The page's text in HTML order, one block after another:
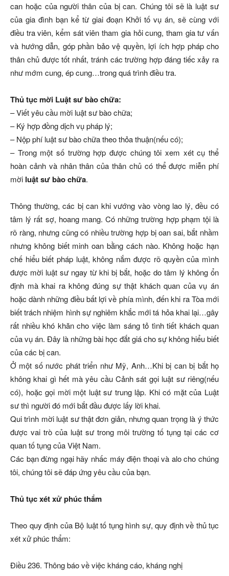
can hoặc của người thân của bị can. Chúng tôi sẽ là luật sư
của gia đình bạn kể từ giai đoạn Khởi tố vụ án, sẽ cùng với
điều tra viên, kểm sát viên tham gia hỏi cung, tham gia tư vấn
và hướng dẫn, góp phần bảo vệ quyền, lợi ích hợp pháp cho
thân chủ được tốt nhất, tránh các trường hợp đáng tiếc xảy ra
như mớm cung, ép cung…trong quá trình điều tra.
Thủ tục mời Luật sư bào chữa:
– Viết yêu cầu mời luật sư bào chữa;
– Ký hợp đồng dịch vụ pháp lý;
– Nộp phí luật sư bào chữa theo thỏa thuận(nếu có);
– Trong một số trường hợp được chúng tôi xem xét cụ thể
hoàn cảnh và nhân thân của thân chủ có thể được miễn phí
mời luật sư bào chữa.
Thông thường, các bị can khi vướng vào vòng lao lý, đều có
tâm lý rất sợ, hoang mang. Có những trường hợp phạm tội là
rõ ràng, nhưng cũng có nhiều trường hợp bị oan sai, bắt nhầm
nhưng không biết minh oan bằng cách nào. Không hoặc hạn
chế hiểu biết pháp luật, không nắm được rõ quyền của mình
được mời luật sư ngay từ khi bị bắt, hoặc do tâm lý không ổn
định mà khai ra không đúng sự thật khách quan của vụ án
hoặc dành những điều bất lợi về phía mình, đến khi ra Tòa mới
biết trách nhiệm hình sự nghiêm khắc mới tá hỏa khai lại…gây
rất nhiều khó khăn cho việc làm sáng tỏ tình tiết khách quan
của vụ án. Đây là những bài học đắt giá cho sự không hiểu biết
của các bị can.
Ở một số nước phát triển như Mỹ, Anh…Khi bị can bị bắt họ
không khai gì hết mà yêu cầu Cảnh sát gọi luật sư riêng(nếu
có), hoặc gọi mời một luật sư trung lập. Khi có mặt của Luật
sư thì người đó mới bắt đầu được lấy lời khai.
Qui trình mời luật sư thật đơn giản, nhưng quan trọng là ý thức
được vai trò của luật sư trong môi trường tố tụng tại các cơ
quan tố tụng của Việt Nam.
Các bạn đừng ngại hãy nhấc máy điện thoại và alo cho chúng
tôi, chúng tôi sẽ đáp ứng yêu cầu của bạn.
Thủ tục xét xử phúc thẩm
Theo quy định của Bộ luật tố tụng hình sự, quy định về thủ tục
xét xử phúc thẩm:
Điều 236. Thông báo về việc kháng cáo, kháng nghị